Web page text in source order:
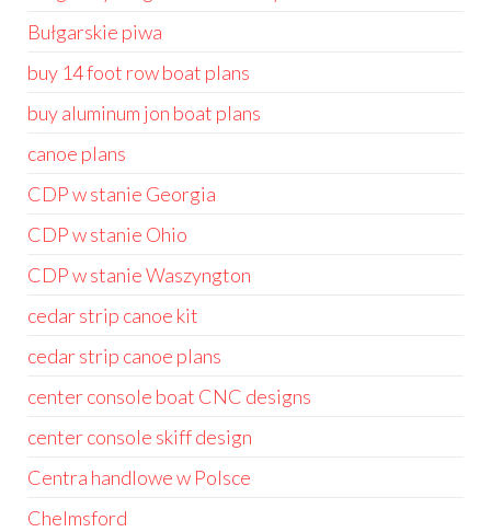
Bułgarskie piwa
buy 14 foot row boat plans
buy aluminum jon boat plans
canoe plans
CDP w stanie Georgia
CDP w stanie Ohio
CDP w stanie Waszyngton
cedar strip canoe kit
cedar strip canoe plans
center console boat CNC designs
center console skiff design
Centra handlowe w Polsce
Chelmsford